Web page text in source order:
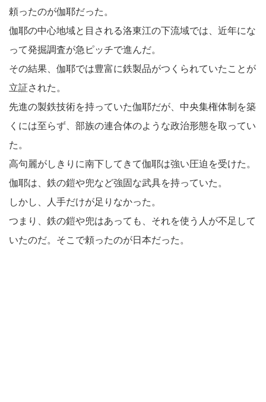
頼ったのが伽耶だった。
伽耶の中心地域と目される洛東江の下流域では、近年にな
って発掘調査が急ピッチで進んだ。
その結果、伽耶では豊富に鉄製品がつくられていたことが
立証された。
先進の製鉄技術を持っていた伽耶だが、中央集権体制を築
くには至らず、部族の連合体のような政治形態を取ってい
た。
高句麗がしきりに南下してきて伽耶は強い圧迫を受けた。
伽耶は、鉄の鎧や兜など強固な武具を持っていた。
しかし、人手だけが足りなかった。
つまり、鉄の鎧や兜はあっても、それを使う人が不足して
いたのだ。そこで頼ったのが日本だった。